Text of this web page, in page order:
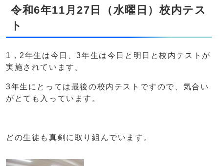
令和6年11月27日（水曜日）校内テス
ト
1，2年生は今日、3年生は今日と明日と校内テストが
実施されています。
3年生にとっては最後の校内テストですので、気合い
がとても入っています。
どの生徒も真剣に取り組んでいます。